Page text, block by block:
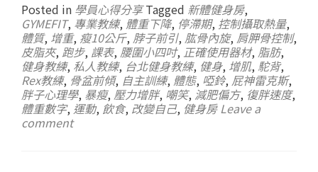
Posted in 學員心得分享 Tagged 新體健身房,
GYMEFIT, 專業教練, 體重下降, 停滯期, 控制攝取熱量,
體質, 增重, 瘦10公斤, 脖子前引, 肱骨內旋, 肩胛骨控制,
皮脂夾, 跑步, 課表, 腰圍小四吋, 正確使用器材, 脂肪,
健身教練, 私人教練, 台北健身教練, 健身, 增肌, 駝背,
Rex教練, 骨盆前傾, 自主訓練, 體態, 啞鈴, 屁神雷克斯,
胖子心理學, 暴瘦, 壓力增胖, 嘲笑, 減肥偏方, 復胖速度,
體重數字, 運動, 飲食, 改變自己, 健身房 Leave a
comment